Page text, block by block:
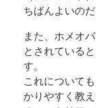
ちばんよいのだ
また、ホメオ
とされている
す。
これについて
かりやすく教